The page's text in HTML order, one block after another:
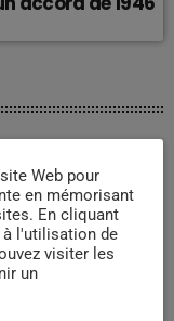
Web pour
en mémorisant
En cliquant
à l'utilisation de
visiter les
un